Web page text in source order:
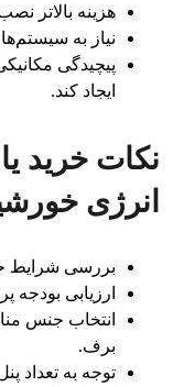
هزینه بالاتر
نیاز به
پیچیدگی
ایجاد کند.
نکات خرید
انرژی
بررسی شرایط
ارزیابی بودجه
انتخاب جنس
برف.
توجه به تعداد